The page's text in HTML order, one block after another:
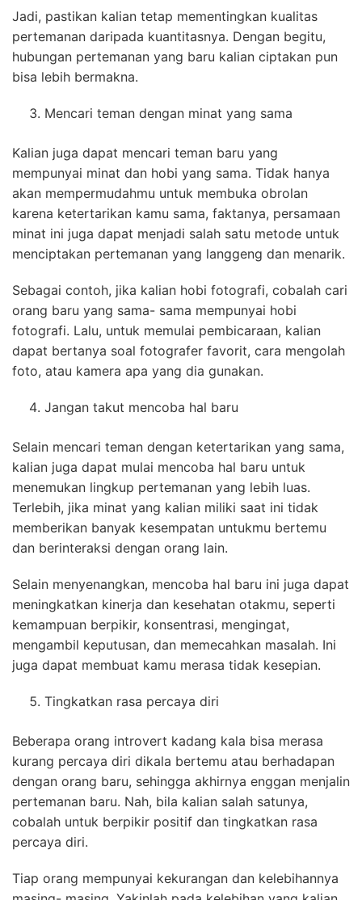
Jadi, pastikan kalian tetap mementingkan kualitas
pertemanan daripada kuantitasnya. Dengan begitu,
hubungan pertemanan yang baru kalian ciptakan pun
bisa lebih bermakna.
Mencari teman dengan minat yang sama
Kalian juga dapat mencari teman baru yang
mempunyai minat dan hobi yang sama. Tidak hanya
akan mempermudahmu untuk membuka obrolan
karena ketertarikan kamu sama, faktanya, persamaan
minat ini juga dapat menjadi salah satu metode untuk
menciptakan pertemanan yang langgeng dan menarik.
Sebagai contoh, jika kalian hobi fotografi, cobalah cari
orang baru yang sama- sama mempunyai hobi
fotografi. Lalu, untuk memulai pembicaraan, kalian
dapat bertanya soal fotografer favorit, cara mengolah
foto, atau kamera apa yang dia gunakan.
Jangan takut mencoba hal baru
Selain mencari teman dengan ketertarikan yang sama,
kalian juga dapat mulai mencoba hal baru untuk
menemukan lingkup pertemanan yang lebih luas.
Terlebih, jika minat yang kalian miliki saat ini tidak
memberikan banyak kesempatan untukmu bertemu
dan berinteraksi dengan orang lain.
Selain menyenangkan, mencoba hal baru ini juga dapat
meningkatkan kinerja dan kesehatan otakmu, seperti
kemampuan berpikir, konsentrasi, mengingat,
mengambil keputusan, dan memecahkan masalah. Ini
juga dapat membuat kamu merasa tidak kesepian.
Tingkatkan rasa percaya diri
Beberapa orang introvert kadang kala bisa merasa
kurang percaya diri dikala bertemu atau berhadapan
dengan orang baru, sehingga akhirnya enggan menjalin
pertemanan baru. Nah, bila kalian salah satunya,
cobalah untuk berpikir positif dan tingkatkan rasa
percaya diri.
Tiap orang mempunyai kekurangan dan kelebihannya